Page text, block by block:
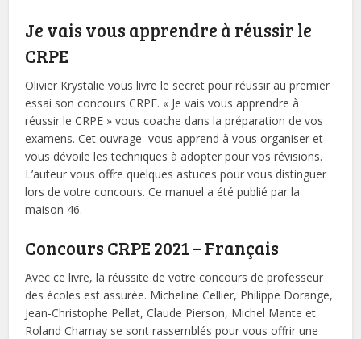
Je vais vous apprendre à réussir le
CRPE
Olivier Krystalie vous livre le secret pour réussir au premier
essai son concours CRPE. « Je vais vous apprendre à
réussir le CRPE » vous coache dans la préparation de vos
examens. Cet ouvrage vous apprend à vous organiser et
vous dévoile les techniques à adopter pour vos révisions.
L’auteur vous offre quelques astuces pour vous distinguer
lors de votre concours. Ce manuel a été publié par la
maison 46.
Concours CRPE 2021 – Français
Avec ce livre, la réussite de votre concours de professeur
des écoles est assurée. Micheline Cellier, Philippe Dorange,
Jean-Christophe Pellat, Claude Pierson, Michel Mante et
Roland Charnay se sont rassemblés pour vous offrir une